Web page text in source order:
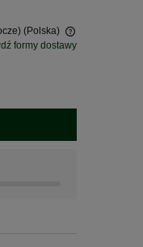
(Polska)
formy dostawy